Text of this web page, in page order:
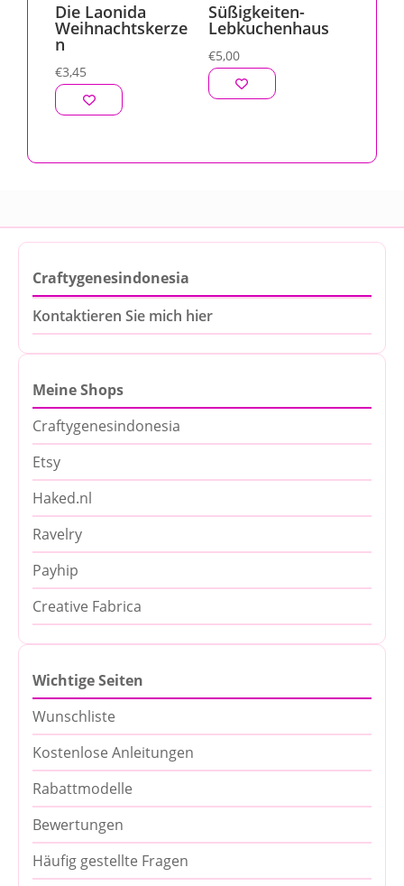
Die Laonida
Weihnachtskerze
n
€3,45
Süßigkeiten-
Lebkuchenhaus
€5,00
Craftygenesindonesia
Kontaktieren Sie mich hier
Meine Shops
Craftygenesindonesia
Etsy
Haked.nl
Ravelry
Payhip
Creative Fabrica
Wichtige Seiten
Wunschliste
Kostenlose Anleitungen
Rabattmodelle
Bewertungen
Häufig gestellte Fragen